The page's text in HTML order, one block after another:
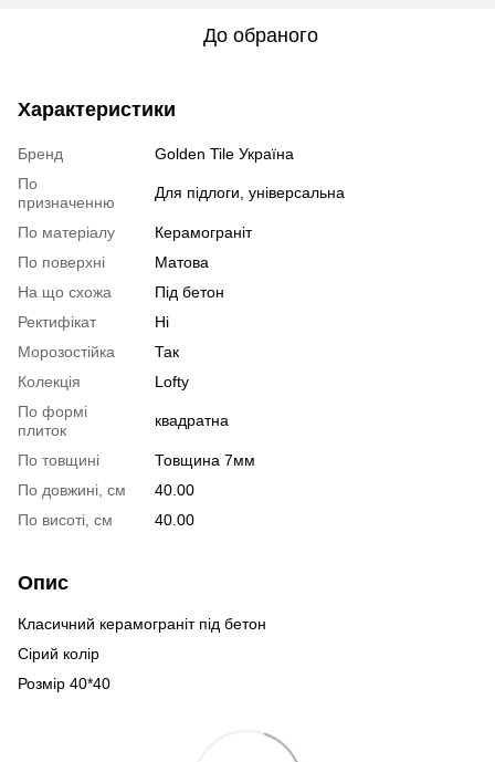
До обраного
Характеристики
Бренд
Golden Tile Україна
По
призначенню
Для підлоги, універсальна
По матеріалу
Керамограніт
По поверхні
Матова
На що схожа
Під бетон
Ректифікат
Ні
Морозостійка
Так
Колекція
Lofty
По формі
плиток
квадратна
По товщині
Товщина 7мм
По довжині, см
40.00
По висоті, см
40.00
Опис
Класичний керамограніт під бетон
Сірий колір
Розмір 40*40